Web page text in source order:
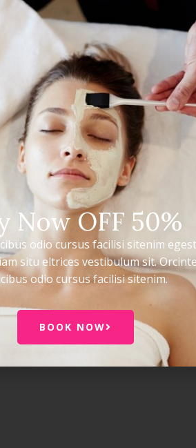
ABOUT SERVICES
Now OFF 50%
odio cursus facilisi sitenim
situ eltrices vestibulum sit.
odio cursus facilisi sitenim.
BOOK NOW